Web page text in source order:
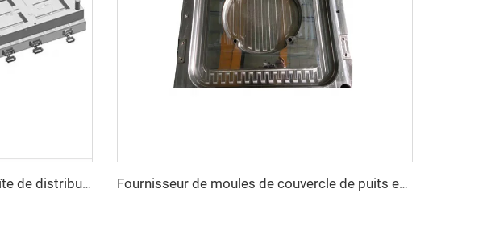
Prix compétitif pour moule de boîte de distribution en plastique Fournisseur de moules de couvercle de puits en FRP par compression